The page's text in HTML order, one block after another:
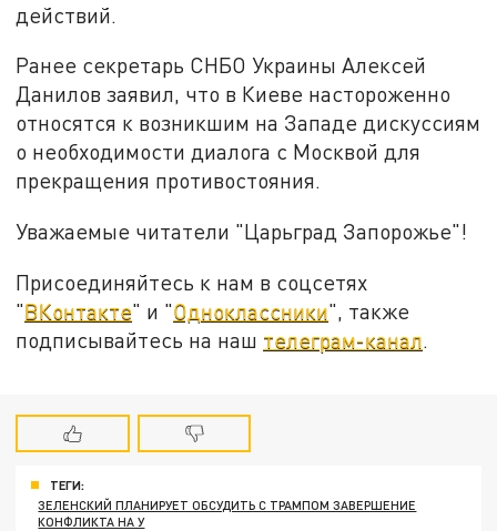
действий.
Ранее секретарь СНБО Украины Алексей
Данилов заявил, что в Киеве настороженно
относятся к возникшим на Западе дискуссиям
о необходимости диалога с Москвой для
прекращения противостояния.
Уважаемые читатели "Царьград Запорожье"!
Присоединяйтесь к нам в соцсетях
"ВКонтакте" и "Одноклассники", также
подписывайтесь на наш телеграм-канал.
ТЕГИ:
ЗЕЛЕНСКИЙ ПЛАНИРУЕТ ОБСУДИТЬ С ТРАМПОМ ЗАВЕРШЕНИЕ
КОНФЛИКТА НА У